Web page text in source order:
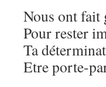
Nous ont fait
Pour rester
Ta
Etre porte-